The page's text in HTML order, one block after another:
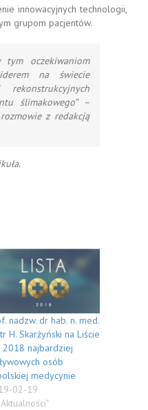
innowacyjnych technologii,
grupom pacjentów.
tym oczekiwaniom
na świecie
ślimakowego” –
z redakcją
nadzw. dr hab. n. med.
H. Skarżyński na Liście
2018 najbardziej
osób
medycynie
02-19